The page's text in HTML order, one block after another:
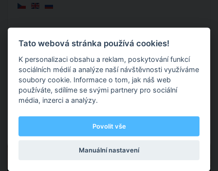
Trénujeme od nejmenších dětí 5ti let až po dospělé a
reprezentanty ČR v našem klubu OLYMP Praha. Každý si u
nás najde své místo, jak v kolektivním tréninku tak v
individuální přípravě 🤼🤼🤼
Tato webová stránka používá cookies!
K personalizaci obsahu a reklam, poskytování funkcí
sociálních médií a analýze naší návštěvnosti využíváme
soubory cookie. Informace o tom, jak náš web
používáte, sdílíme se svými partnery pro sociální
média, inzerci a analýzy.
Povolit vše
Manuální nastavení